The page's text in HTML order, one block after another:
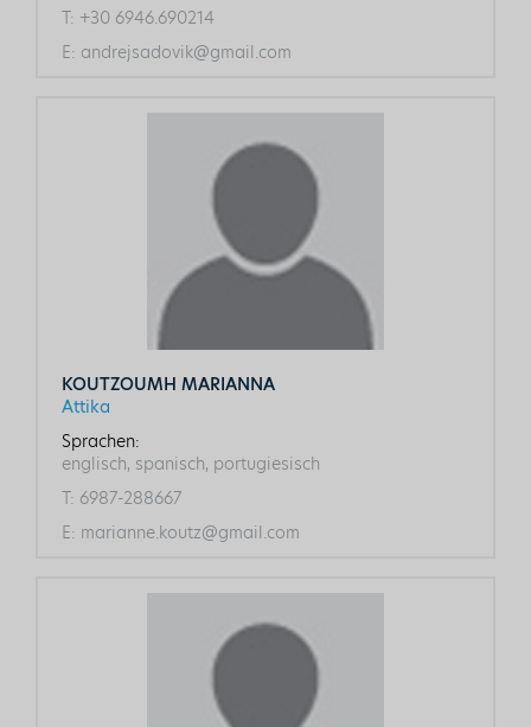
T: +30 6946.690214
E: andrejsadovik@gmail.com
KOUTZOUMH MARIANNA
Attika
Sprachen:
englisch, spanisch, portugiesisch
T: 6987-288667
E: marianne.koutz@gmail.com